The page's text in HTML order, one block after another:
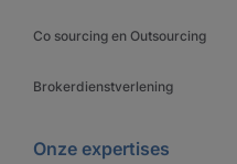
Co sourcing en Outsourcing
Brokerdienstverlening
Onze expertises